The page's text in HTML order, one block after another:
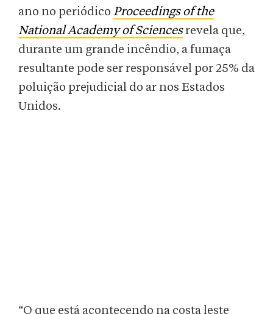
ano no periódico Proceedings of the
National Academy of Sciencesrevela que,
durante um grande incêndio, a fumaça
resultante pode ser responsável por 25% da
poluição prejudicial do ar nos Estados
Unidos.
“O que está acontecendo na costa leste